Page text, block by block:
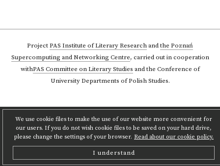
We use cookie files to make the use of our website more convenient for
our users. If you do not wish cookie files to be saved on your hard drive,
please change the settings of your browser. Read about our cookie policy.
I understand
ProjectPAS Institute of Literary Researchandthe Poznań
Supercomputing and Networking Centre, carried out in cooperation
withPAS Committee on Literary Studies and the Conference of
University Departments of Polish Studies.